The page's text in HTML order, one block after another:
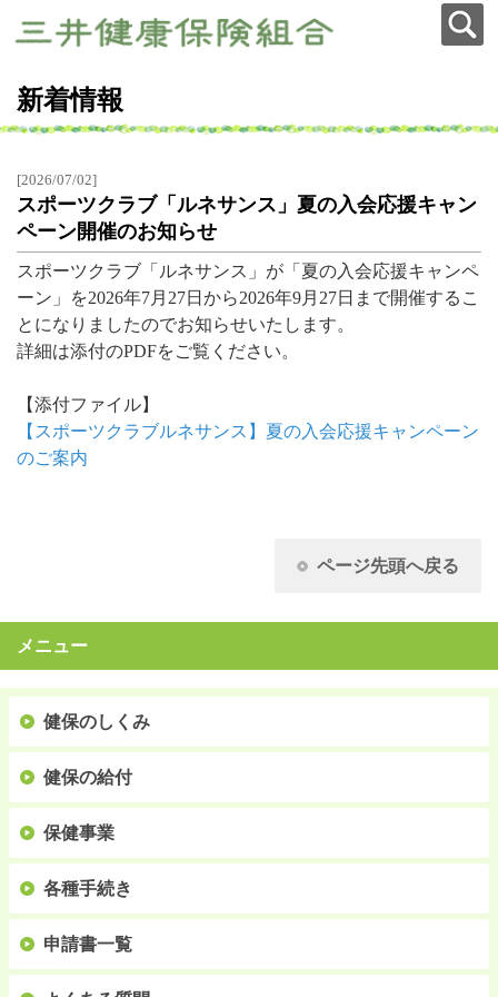
新着情報
[2026/07/02]
スポーツクラブ「ルネサンス」夏の入会応援キャン
ペーン開催のお知らせ
スポーツクラブ「ルネサンス」が「夏の入会応援キャンペ
ーン」を2026年7月27日から2026年9月27日まで開催するこ
とになりましたのでお知らせいたします。
詳細は添付のPDFをご覧ください。
【添付ファイル】
【スポーツクラブルネサンス】夏の入会応援キャンペーン
のご案内
ページ先頭へ戻る
メニュー
健保のしくみ
健保の給付
保健事業
各種手続き
申請書一覧